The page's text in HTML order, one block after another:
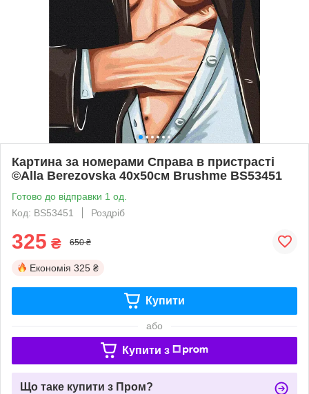
Картина за номерами Справа в пристрасті
©Alla Berezovska 40х50см Brushme BS53451
Готово до відправки 1 од.
Код: BS53451
Роздріб
325 ₴ 650 ₴
Економія 325 ₴
Купити
або
Купити з
Що таке купити з Пром?